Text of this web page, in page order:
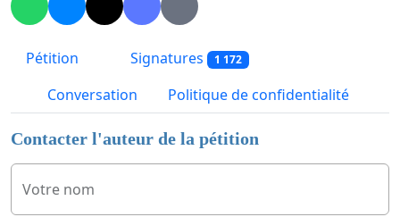
Pétition Signatures 1 172
Conversation Politique de confidentialité
Contacter l'auteur de la pétition
Votre nom